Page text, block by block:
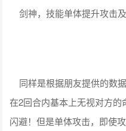
剑神，技能单体提升攻击
同样是根据朋友提供的数
在2回合内基本上无视对方
闪避！但是单体攻击，即使